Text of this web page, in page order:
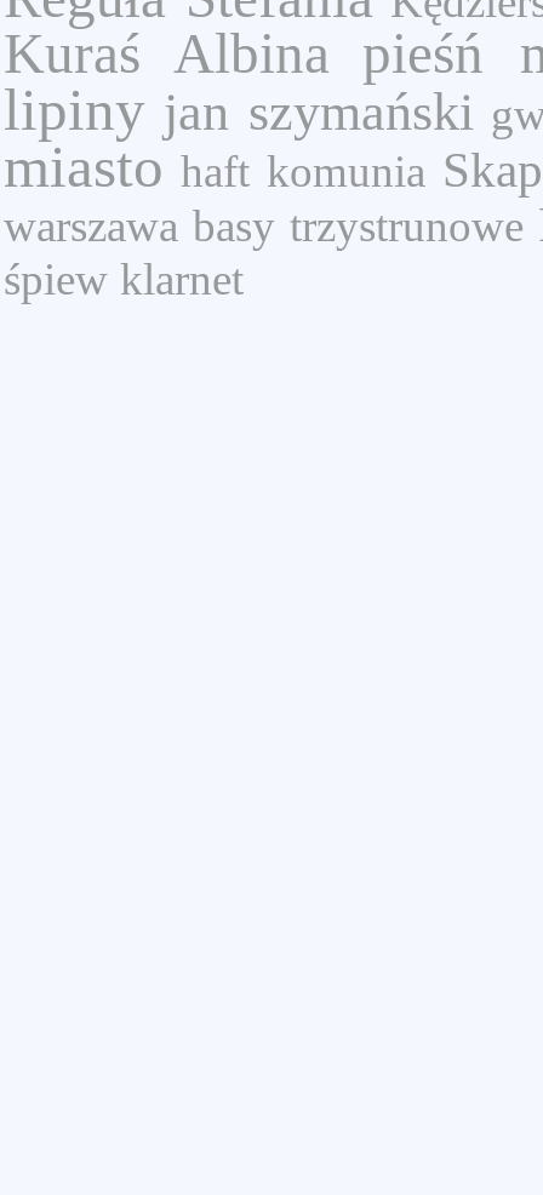
Kuraś Albina pieśń
lipiny jan szymański
miasto haft komunia
warszawa basy trzystrunowe
śpiew klarnet